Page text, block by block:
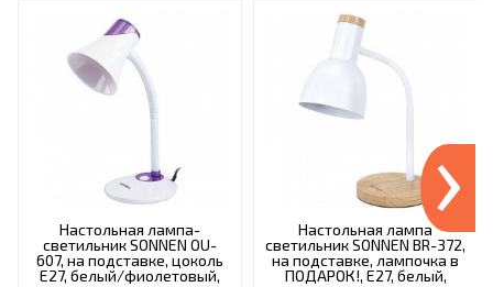
Настольная лампа-
светильник SONNEN OU-
607, на подставке, цоколь
Е27, белый/фиолетовый,
Настольная лампа
светильник SONNEN BR-372,
на подставке, лампочка в
ПОДАРОК!, E27, белый,
›